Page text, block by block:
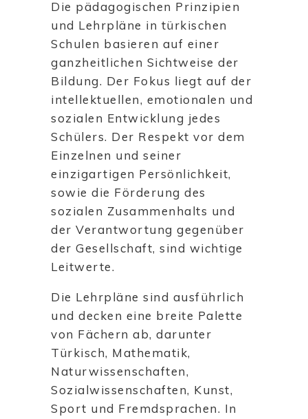
Die pädagogischen Prinzipien
und Lehrpläne in türkischen
Schulen basieren auf einer
ganzheitlichen Sichtweise der
Bildung. Der Fokus liegt auf der
intellektuellen, emotionalen und
sozialen Entwicklung jedes
Schülers. Der Respekt vor dem
Einzelnen und seiner
einzigartigen Persönlichkeit,
sowie die Förderung des
sozialen Zusammenhalts und
der Verantwortung gegenüber
der Gesellschaft, sind wichtige
Leitwerte.
Die Lehrpläne sind ausführlich
und decken eine breite Palette
von Fächern ab, darunter
Türkisch, Mathematik,
Naturwissenschaften,
Sozialwissenschaften, Kunst,
Sport und Fremdsprachen. In